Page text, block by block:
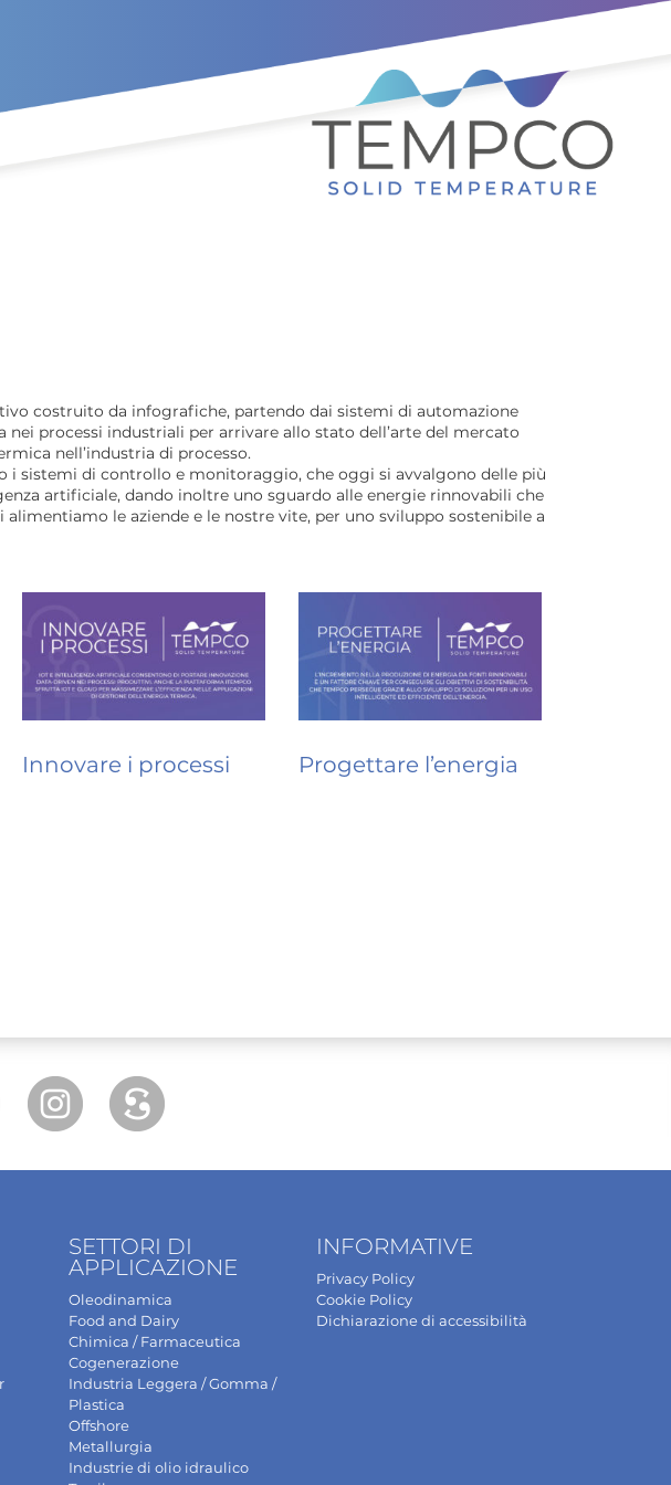
costruito da infografiche, partendo dai sistemi di automazione
nei processi industriali per arrivare allo stato dell’arte del mercato
nell’industria di processo.
i sistemi di controllo e monitoraggio, che oggi si avvalgono delle più
artificiale, dando inoltre uno sguardo alle energie rinnovabili che
le aziende e le nostre vite, per uno sviluppo sostenibile a
Innovare i processi Progettare l’energia
SETTORI DI
APPLICAZIONE
Oleodinamica
Food and Dairy
Chimica / Farmaceutica
Cogenerazione
Industria Leggera / Gomma /
Plastica
Offshore
Metallurgia
Industrie di olio idraulico
INFORMATIVE
Privacy Policy
Cookie Policy
Dichiarazione di accessibilità